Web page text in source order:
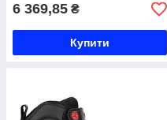
6 369,85 ₴
Купити